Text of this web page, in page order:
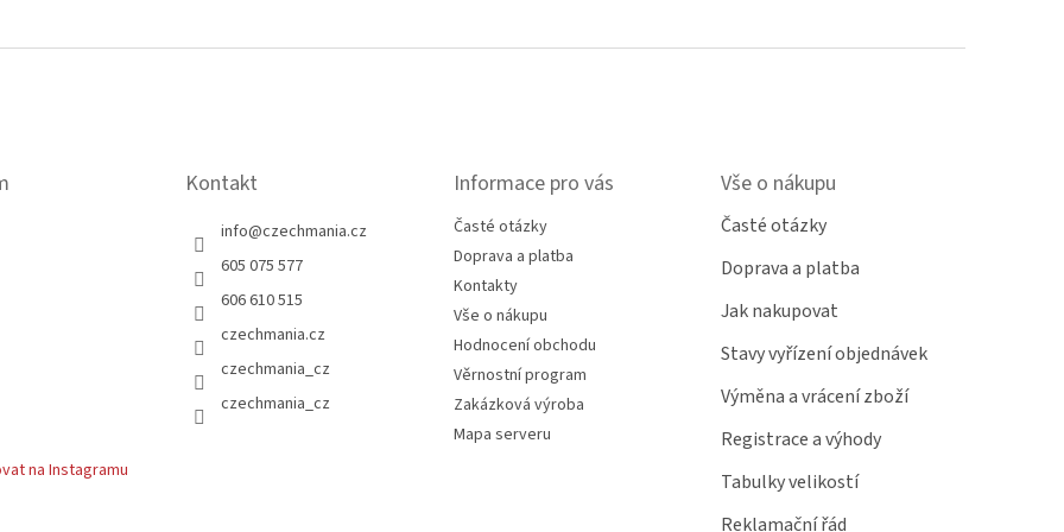
na Instagramu
Kontakt
info@czechmania.cz
605 075 577
606 610 515
czechmania.cz
czechmania_cz
czechmania_cz
Informace pro vás
Časté otázky
Doprava a platba
Kontakty
Vše o nákupu
Hodnocení obchodu
Věrnostní program
Zakázková výroba
Mapa serveru
Vše o nákupu
Časté otázky
Doprava a platba
Jak nakupovat
Stavy vyřízení objednávek
Výměna a vrácení zboží
Registrace a výhody
Tabulky velikostí
Reklamační řád